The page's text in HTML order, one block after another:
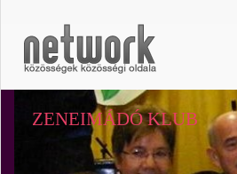
ZENEIMÁDÓ KLUB